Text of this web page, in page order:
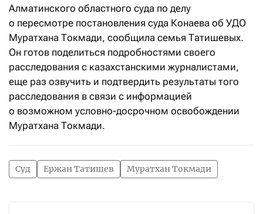
Алматинского областного суда по делу
о пересмотре постановления суда Конаева об УДО
Муратхана Токмади, сообщила семья Татишевых.
Он готов поделиться подробностями своего
расследования с казахстанскими журналистами,
еще раз озвучить и подтвердить результаты того
расследования в связи с информацией
о возможном условно-досрочном освобождении
Муратхана Токмади.
Суд Ержан Татишев Муратхан Токмади